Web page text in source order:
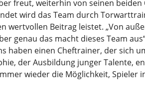
freut, weiterhin von seinen beiden
wird das Team durch
wertvollen Beitrag leistet. „Von
genau das macht dieses Team
haben einen Cheftrainer, der sich
der Ausbildung junger Talente,
wieder die Möglichkeit, Spieler